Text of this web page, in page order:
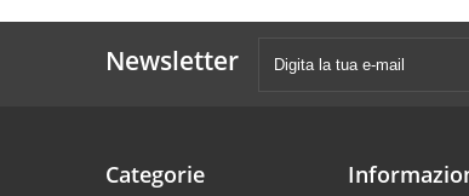
Newsletter
Categorie